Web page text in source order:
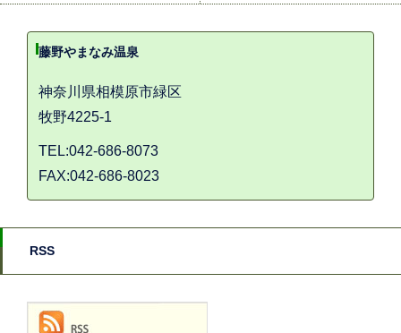
藤野やまなみ温泉
神奈川県相模原市緑区
牧野4225-1
TEL:042-686-8073
FAX:042-686-8023
RSS